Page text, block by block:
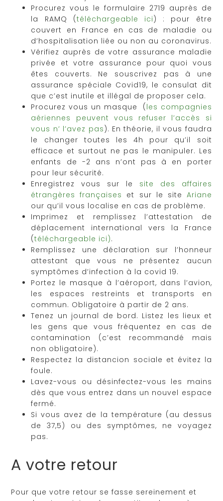
Procurez vous le formulaire 2719 auprès de
la RAMQ (téléchargeable ici ) : pour être
couvert en France en cas de maladie ou
d’hospitalisation liée ou non au coronavirus.
Vérifiez auprès de votre assurance maladie
privée et votre assurance pour quoi vous
êtes couverts. Ne souscrivez pas à une
assurance spéciale Covid19, le consulat dit
que c’est inutile et illégal de proposer cela.
Procurez vous un masque ( les compagnies
aériennes peuvent vous refuser l’accès si
vous n’ l’avez pas ). En théorie, il vous faudra
le changer toutes les 4h pour qu’il soit
efficace et surtout ne pas le manipuler. Les
enfants de -2 ans n’ont pas à en porter
pour leur sécurité.
Enregistrez vous sur le site des affaires
étrangères françaises et sur le site Ariane
our qu’il vous localise en cas de problème.
Imprimez et remplissez l’attestation de
déplacement international vers la France
(téléchargeable ici).
Remplissez une déclaration sur l’honneur
attestant que vous ne présentez aucun
symptômes d’infection à la covid 19.
Portez le masque à l’aéroport, dans l’avion,
les espaces restreints et transports en
commun. Obligatoire à partir de 2 ans.
Tenez un journal de bord. Listez les lieux et
les gens que vous fréquentez en cas de
contamination (c’est recommandé mais
non obligatoire).
Respectez la distancion sociale et évitez la
foule.
Lavez-vous ou désinfectez-vous les mains
dès que vous entrez dans un nouvel espace
fermé.
Si vous avez de la température (au dessus
de 37,5) ou des symptômes, ne voyagez
pas.
A votre retour
Pour que votre retour se fasse sereinement et